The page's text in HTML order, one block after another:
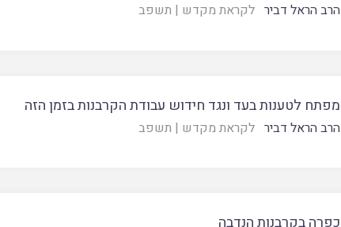
הרב הראל דביר לקראת מקדש | תשפב
מפתח לטענות בעד ונגד חידוש עבודת הקרבנות בזמן הזה
הרב הראל דביר לקראת מקדש | תשפב